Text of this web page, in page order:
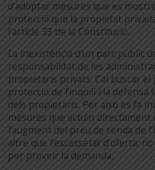
d’adoptar mesures que es
protecció que la propietat
l’article 33 de la Constitució.
La inexistència d’un parc públic
responsabilitat de les
propietaris privats. Cal buscar
protecció de l’inquilí i la
dels propietaris. Per això es fa
mesures que actuïn directament
l’augment del preu de renda de
altre que l’escassetat d’oferta:
per proveir la demanda.